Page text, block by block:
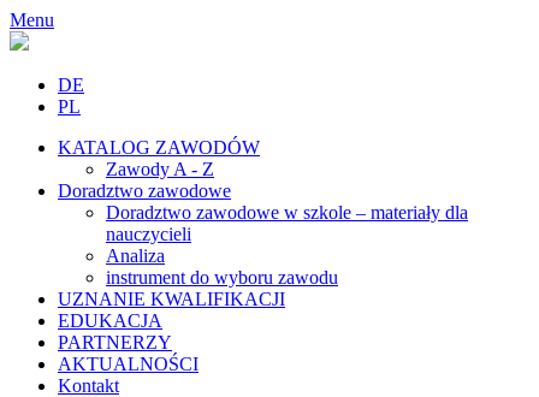
Menu
DE
PL
KATALOG ZAWODÓW
Zawody A - Z
Doradztwo zawodowe
Doradztwo zawodowe w szkole – materiały dla
nauczycieli
Analiza
instrument do wyboru zawodu
UZNANIE KWALIFIKACJI
EDUKACJA
PARTNERZY
AKTUALNOŚCI
Kontakt